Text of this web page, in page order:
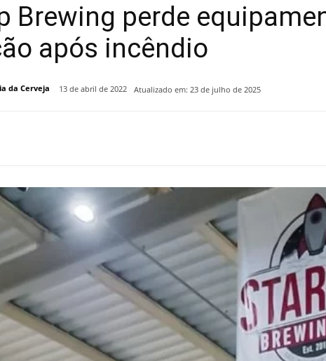
Brewing perde
após incêndio
da Cerveja 13 de abril de 2022 Atualizado em: 23 de julho de 2025